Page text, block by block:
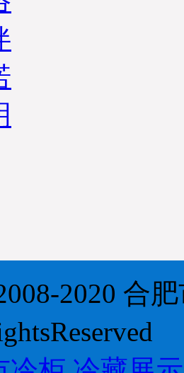
2020 合